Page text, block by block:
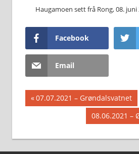
Haugamoen sett frå Rong, 08. juni
Facebook
Email
Previous
Post:
07.07.2021 – Grøndalsvatnet
Next
08.06.2021 –